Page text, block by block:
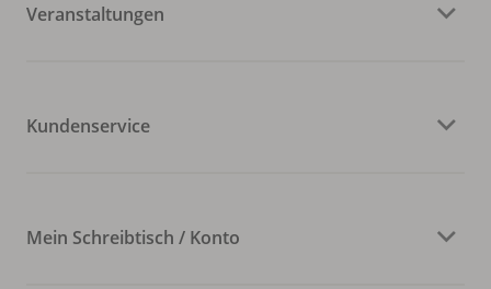
Veranstaltungen
Kundenservice
Mein Schreibtisch / Konto